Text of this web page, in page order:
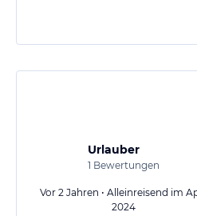
Urlauber
1 Bewertungen
Vor 2 Jahren • Alleinreisend im
2024